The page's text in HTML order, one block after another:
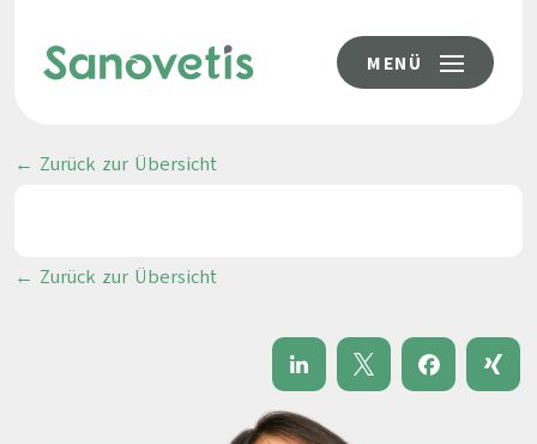
MENÜ
← Zurück zur Übersicht
← Zurück zur Übersicht